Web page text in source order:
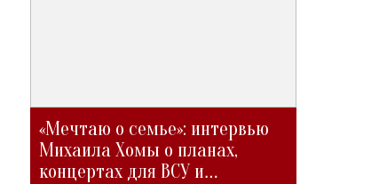
«Мечтаю о семье»: интервью
Михаила Хомы о планах,
концертах для ВСУ и